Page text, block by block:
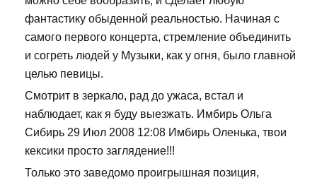
фантастику обыденной реальностью. Начиная с
самого первого концерта, стремление объединить
и согреть людей у Музыки, как у огня, было главной
целью певицы.
Смотрит в зеркало, рад до ужаса, встал и
наблюдает, как я буду выезжать. Имбирь Ольга
Сибирь 29 Июл 2008 12:08 Имбирь Оленька, твои
кексики просто заглядение!!!
Только это заведомо проигрышная позиция,